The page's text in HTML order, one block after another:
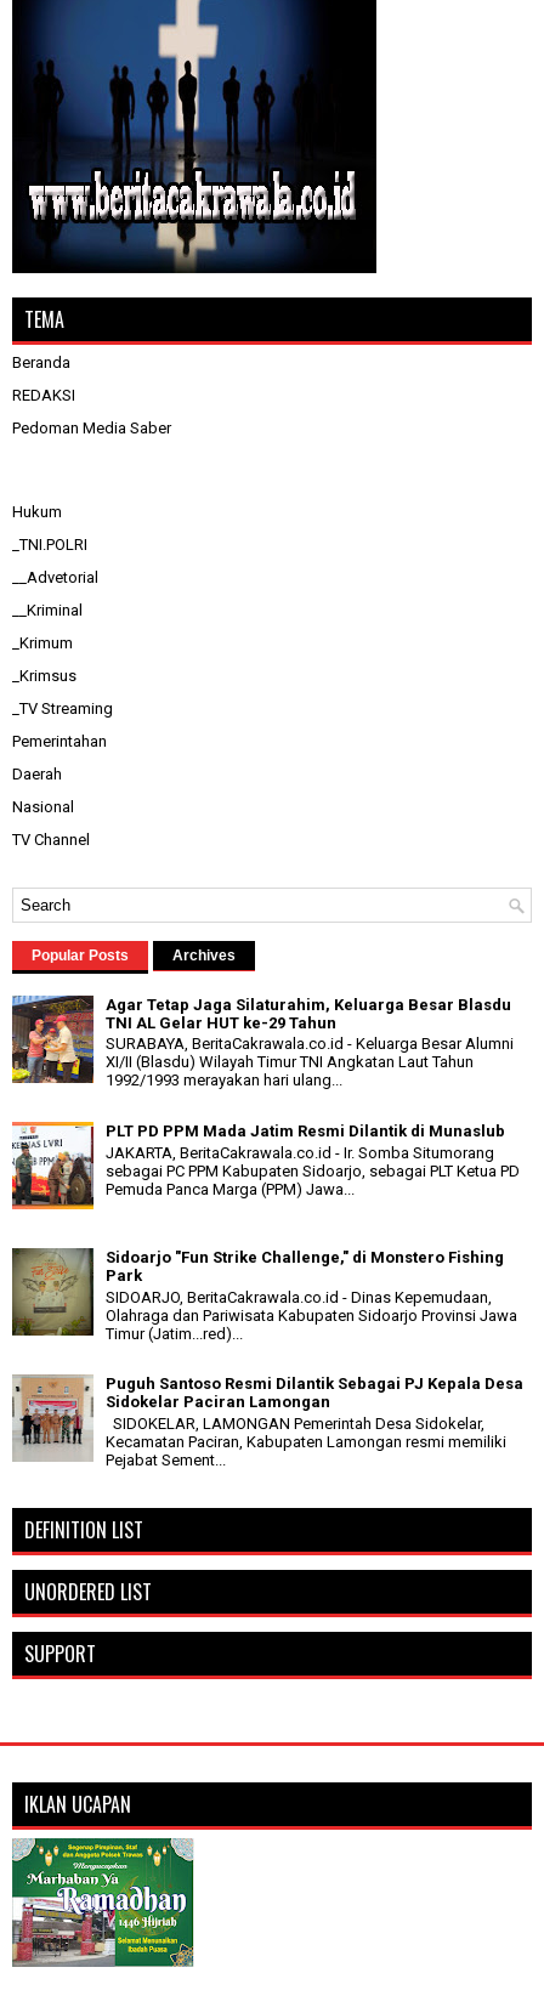
TEMA
Beranda
REDAKSI
Pedoman Media Saber
Hukum
_TNI.POLRI
__Advetorial
__Kriminal
_Krimum
_Krimsus
_TV Streaming
Pemerintahan
Daerah
Nasional
TV Channel
Popular Posts Archives
Agar Tetap Jaga Silaturahim, Keluarga Besar Blasdu
TNI AL Gelar HUT ke-29 Tahun
SURABAYA, BeritaCakrawala.co.id - Keluarga Besar Alumni
XI/II (Blasdu) Wilayah Timur TNI Angkatan Laut Tahun
1992/1993 merayakan hari ulang...
PLT PD PPM Mada Jatim Resmi Dilantik di Munaslub
JAKARTA, BeritaCakrawala.co.id - Ir. Somba Situmorang
sebagai PC PPM Kabupaten Sidoarjo, sebagai PLT Ketua PD
Pemuda Panca Marga (PPM) Jawa...
Sidoarjo "Fun Strike Challenge," di Monstero Fishing
Park
SIDOARJO, BeritaCakrawala.co.id - Dinas Kepemudaan,
Olahraga dan Pariwisata Kabupaten Sidoarjo Provinsi Jawa
Timur (Jatim...red)...
Puguh Santoso Resmi Dilantik Sebagai PJ Kepala Desa
Sidokelar Paciran Lamongan
SIDOKELAR, LAMONGAN Pemerintah Desa Sidokelar,
Kecamatan Paciran, Kabupaten Lamongan resmi memiliki
Pejabat Sement...
DEFINITION LIST
UNORDERED LIST
SUPPORT
IKLAN UCAPAN